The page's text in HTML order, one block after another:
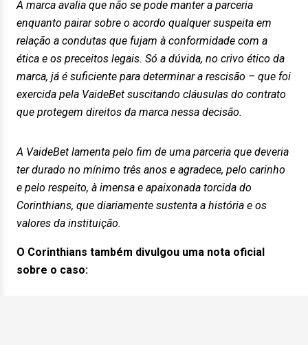
A marca avalia que não se pode manter a parceria
enquanto pairar sobre o acordo qualquer suspeita em
relação a condutas que fujam à conformidade com a
ética e os preceitos legais. Só a dúvida, no crivo ético da
marca, já é suficiente para determinar a rescisão – que foi
exercida pela VaideBet suscitando cláusulas do contrato
que protegem direitos da marca nessa decisão.
A VaideBet lamenta pelo fim de uma parceria que deveria
ter durado no mínimo três anos e agradece, pelo carinho
e pelo respeito, à imensa e apaixonada torcida do
Corinthians, que diariamente sustenta a história e os
valores da instituição.
O Corinthians também divulgou uma nota oficial
sobre o caso: